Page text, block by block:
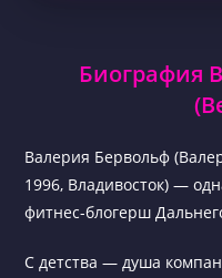
Биография
Валерия Бервольф
1996, Владивосток) —
фитнес-блогерш
С детства — душа